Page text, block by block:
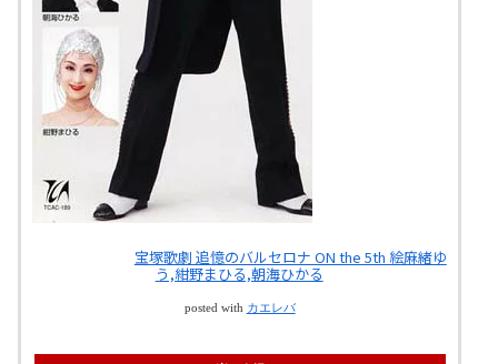
宝塚歌劇 追憶のバルセロナ ON the 5th 絵麻緒ゆ
う,紺野まひる,朝海ひかる
posted with カエレバ